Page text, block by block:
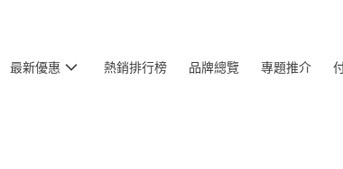
最新優惠 熱銷排行榜 品牌總覽 專題推介